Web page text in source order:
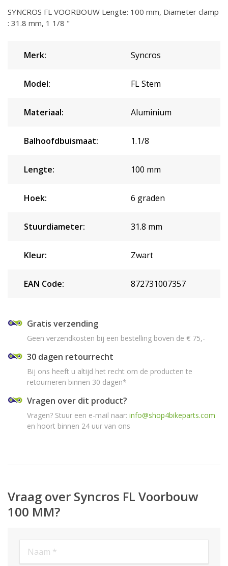
SYNCROS FL VOORBOUW Lengte: 100 mm, Diameter clamp
: 31.8 mm, 1 1/8 "
Merk: Syncros
Model: FL Stem
Materiaal: Aluminium
Balhoofdbuismaat: 1.1/8
Lengte: 100 mm
Hoek: 6 graden
Stuurdiameter: 31.8 mm
Kleur: Zwart
EAN Code: 872731007357
Gratis verzending
Geen verzendkosten bij een bestelling boven de € 75,-
30 dagen retourrecht
Bij ons heeft u altijd het recht om de producten te
retourneren binnen 30 dagen*
Vragen over dit product?
Vragen? Stuur een e-mail naar: info@shop4bikeparts.com
en hoort binnen 24 uur van ons
Vraag over Syncros FL Voorbouw
100 MM?